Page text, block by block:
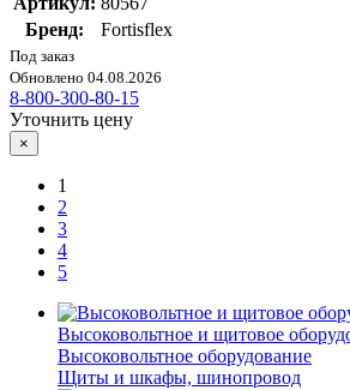
Бренд:
Fortisflex
Под заказ
Обновлено 04.08.2026
8-800-300-80-15
Уточнить цену
×
1
2
3
4
5
Высоковольтное и щитовое
Высоковольтное оборудование
Щиты и шкафы, шинопровод